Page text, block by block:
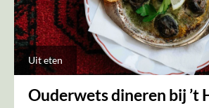
Uit eten
Ouderwets dineren bij ’t